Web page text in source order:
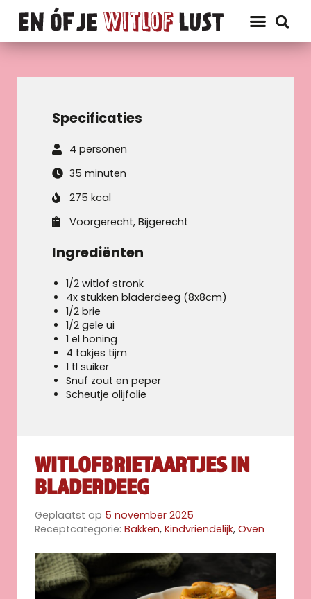
Specificaties
4 personen
35 minuten
275 kcal
Voorgerecht, Bijgerecht
Ingrediënten
1/2 witlof stronk
4x stukken bladerdeeg (8x8cm)
1/2 brie
1/2 gele ui
1 el honing
4 takjes tijm
1 tl suiker
Snuf zout en peper
Scheutje olijfolie
WITLOFBRIETAARTJES IN
BLADERDEEG
Geplaatst op 5 november 2025
Receptcategorie: Bakken, Kindvriendelijk, Oven